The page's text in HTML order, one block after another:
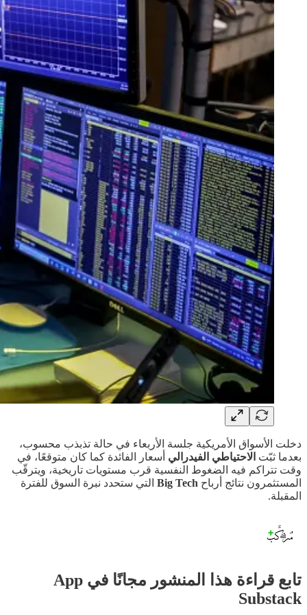
دخلت الأسواق الأمريكية جلسة الأربعاء في حالة تذبذب محسوب،
بعدما ثبّت الاحتياطي الفيدرالي أسعار الفائدة كما كان متوقعًا، في
وقت تتراكم فيه الضغوط النفسية قرب مستويات تاريخية، ويترقّب
المستثمرون نتائج أرباح Big Tech التي ستحدد نبرة السوق للفترة
المقبلة.
تابع قراءة هذا المنشور مجانًا في App
Substack